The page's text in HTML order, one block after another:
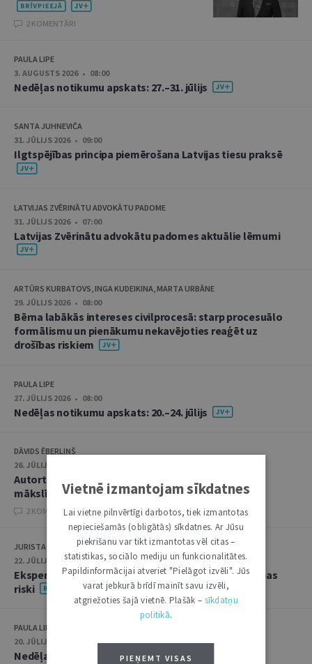
2 KOMENTĀRI
PAULA LIPE
3. AUGUSTS 2026 • 08:00
Nedēļas notikumu apskats: 27.–31. jūlijs
SANTA JUHNEVIČA
31. JŪLIJS 2026 • 09:00
Ilgtspējības principa piemērošana Latvijas tiesu praksē
LATVIJAS ZVĒRINĀTU ADVOKĀTU PADOME
31. JŪLIJS 2026 • 07:00
Latvijas Zvērinātu advokātu padomes aktuālie lēmumi
ARTŪRS KURBATOVS, INGA KUDEIKINA, MARTA URBĀNE
29. JŪLIJS 2026 • 08:00
Bērna labākās intereses civilprocesā: starp procesuālo
formālismu un pienākumu nekavējoties reaģēt uz
drošības riskiem
PAULA LIPE
27. JŪLIJS 2026 • 08:00
Nedēļas notikumu apskats: 20.–24. jūlijs
DĀVIDS ĒBERLIŅŠ
26. JŪLIJS 2026 • 08:00
Autortiesību subjekta un objekta juridiskie aspekti
mākslīgā intelekta kontekstā
2 KOMENTĀRI
JURISTA VĀRDS
22. JŪLIJS 2026 • 14:00
Ekspertu saruna jūlijā: krimināltiesības un būvniecības
riski
PAULA LIPE
20. JŪLIJS 2026 • 16:05
Nedēļas notikumu apskats: 13.–17. jūlijs
Vietnē izmantojam sīkdatnes
Lai vietne pilnvērtīgi darbotos, tiek izmantotas
nepieciešamās (obligātās) sīkdatnes. Ar Jūsu
piekrišanu var tikt izmantotas vēl citas –
statistikas, sociālo mediju un funkcionalitātes.
Papildinformācijai atveriet "Pielāgot izvēli". Jūs
varat jebkurā brīdī mainīt savu izvēli,
atgriežoties šajā vietnē. Plašāk – sīkdatņu
politikā.
PIEŅEMT VISAS